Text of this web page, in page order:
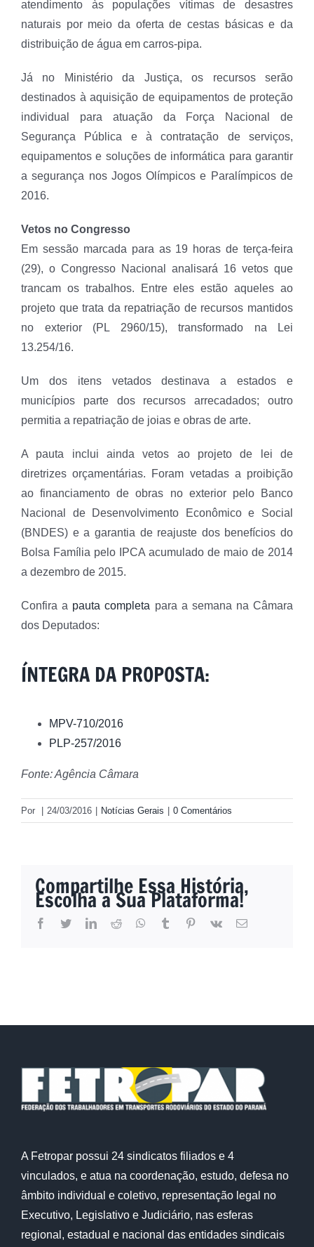
atendimento às populações vítimas de desastres
naturais por meio da oferta de cestas básicas e da
distribuição de água em carros-pipa.
Já no Ministério da Justiça, os recursos serão
destinados à aquisição de equipamentos de proteção
individual para atuação da Força Nacional de
Segurança Pública e à contratação de serviços,
equipamentos e soluções de informática para garantir
a segurança nos Jogos Olímpicos e Paralímpicos de
2016.
Vetos no Congresso
Em sessão marcada para as 19 horas de terça-feira
(29), o Congresso Nacional analisará 16 vetos que
trancam os trabalhos. Entre eles estão aqueles ao
projeto que trata da repatriação de recursos mantidos
no exterior (PL 2960/15), transformado na Lei
13.254/16.
Um dos itens vetados destinava a estados e
municípios parte dos recursos arrecadados; outro
permitia a repatriação de joias e obras de arte.
A pauta inclui ainda vetos ao projeto de lei de
diretrizes orçamentárias. Foram vetadas a proibição
ao financiamento de obras no exterior pelo Banco
Nacional de Desenvolvimento Econômico e Social
(BNDES) e a garantia de reajuste dos benefícios do
Bolsa Família pelo IPCA acumulado de maio de 2014
a dezembro de 2015.
Confira a pauta completa para a semana na Câmara
dos Deputados:
ÍNTEGRA DA PROPOSTA:
MPV-710/2016
PLP-257/2016
Fonte: Agência Câmara
Por 24/03/2016 Notícias Gerais 0 Comentários
Compartilhe Essa História,
Escolha a Sua Plataforma!
facebook
twitterlinkedinreddit whatsapptumblr pinterest
vk
E-
A Fetropar possui 24 sindicatos filiados e 4
vinculados, e atua na coordenação, estudo, defesa no
âmbito individual e coletivo, representação legal no
Executivo, Legislativo e Judiciário, nas esferas
regional, estadual e nacional das entidades sindicais